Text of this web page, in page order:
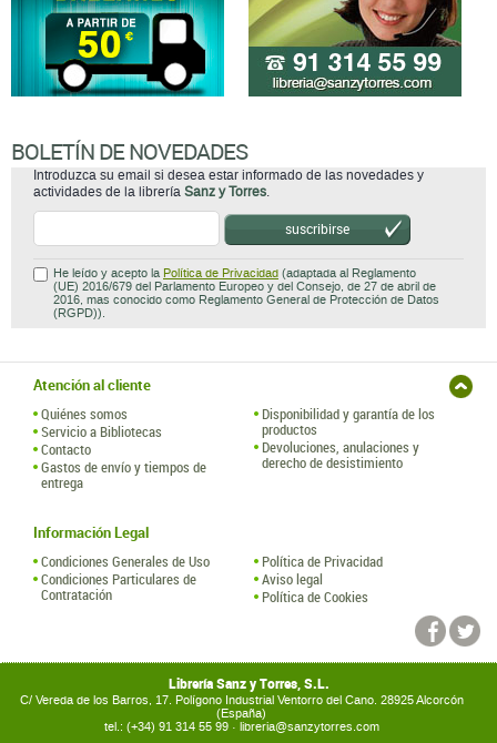
BOLETÍN DE NOVEDADES
Introduzca su email si desea estar informado de las novedades y
actividades de la librería Sanz y Torres.
suscribirse
He leído y acepto la Política de Privacidad (adaptada al Reglamento
(UE) 2016/679 del Parlamento Europeo y del Consejo, de 27 de abril de
2016, mas conocido como Reglamento General de Protección de Datos
(RGPD)).
Atención al cliente
Quiénes somos
Servicio a Bibliotecas
Contacto
Gastos de envío y tiempos de
entrega
Disponibilidad y garantía de los
productos
Devoluciones, anulaciones y
derecho de desistimiento
Información Legal
Condiciones Generales de Uso
Condiciones Particulares de
Contratación
Política de Privacidad
Aviso legal
Política de Cookies
Librería Sanz y Torres, S.L.
C/ Vereda de los Barros, 17. Polígono Industrial Ventorro del Cano. 28925 Alcorcón
(España)
tel.: (+34) 91 314 55 99 · libreria@sanzytorres.com